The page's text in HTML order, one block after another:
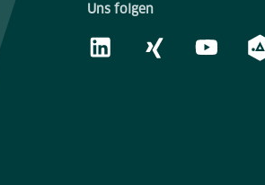
Uns folgen